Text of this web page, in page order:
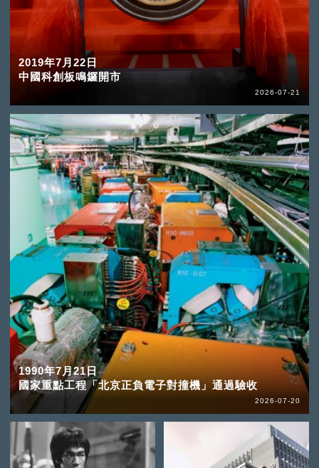
2019年7月22日
中國科創板鳴鑼開市
2026-07-21
1990年7月21日
國家重點工程「北京正負電子對撞機」通過驗收
2026-07-20